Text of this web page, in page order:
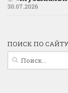
30.07.2026
ПОИСК ПО САЙТУ
Найти: